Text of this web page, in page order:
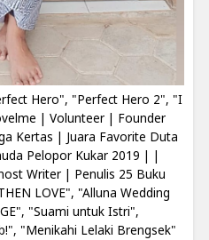
Hero", "Perfect Hero 2", "I
| Volunteer | Founder
Kertas | Juara Favorite Duta
Pelopor Kukar 2019 | |
Writer | Penulis 25 Buku
LOVE", "Alluna Wedding
"Suami untuk Istri",
"Menikahi Lelaki Brengsek"